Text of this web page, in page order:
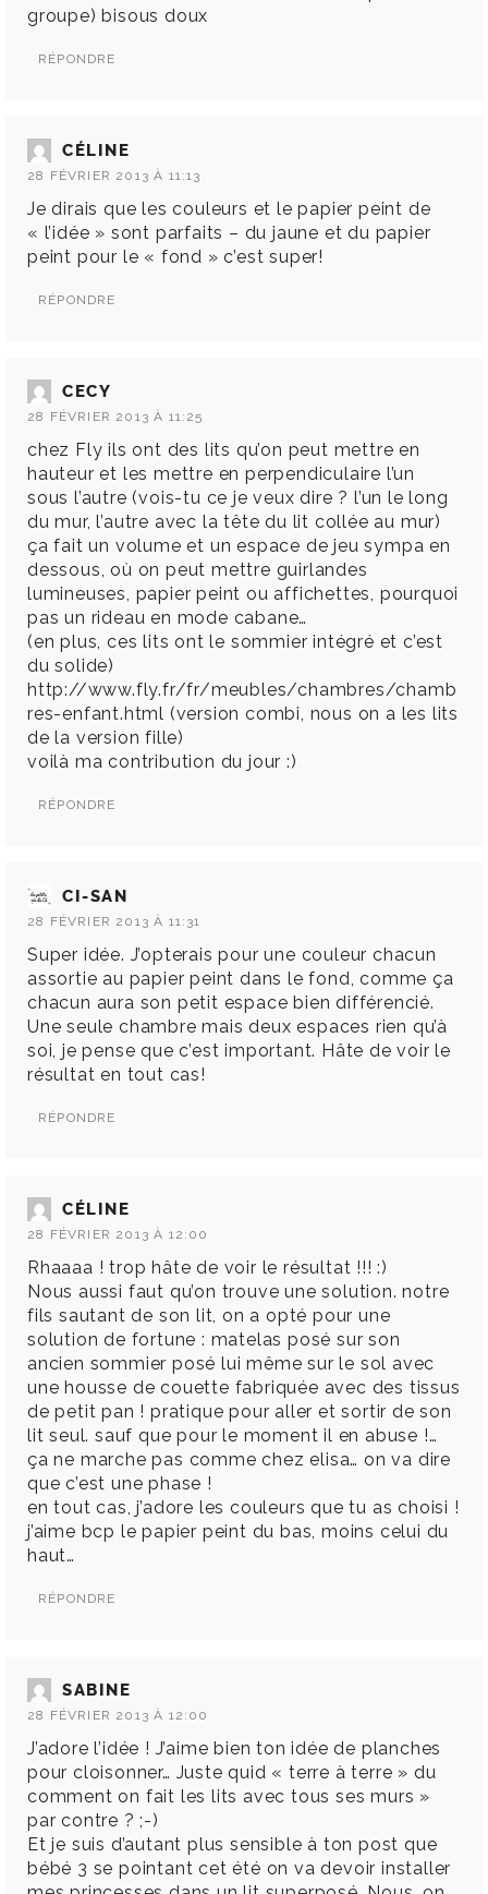
groupe) bisous doux
RÉPONDRE
CÉLINE
28 FÉVRIER 2013 À 11:13
Je dirais que les couleurs et le papier peint de
« l’idée » sont parfaits – du jaune et du papier
peint pour le « fond » c’est super!
RÉPONDRE
CECY
28 FÉVRIER 2013 À 11:25
chez Fly ils ont des lits qu’on peut mettre en
hauteur et les mettre en perpendiculaire l’un
sous l’autre (vois-tu ce je veux dire ? l’un le long
du mur, l’autre avec la tête du lit collée au mur)
ça fait un volume et un espace de jeu sympa en
dessous, où on peut mettre guirlandes
lumineuses, papier peint ou affichettes, pourquoi
pas un rideau en mode cabane…
(en plus, ces lits ont le sommier intégré et c’est
du solide)
http://www.fly.fr/fr/meubles/chambres/chamb
res-enfant.html (version combi, nous on a les lits
de la version fille)
voilà ma contribution du jour :)
RÉPONDRE
CI-SAN
28 FÉVRIER 2013 À 11:31
Super idée. J’opterais pour une couleur chacun
assortie au papier peint dans le fond, comme ça
chacun aura son petit espace bien différencié.
Une seule chambre mais deux espaces rien qu’à
soi, je pense que c’est important. Hâte de voir le
résultat en tout cas!
RÉPONDRE
CÉLINE
28 FÉVRIER 2013 À 12:00
Rhaaaa ! trop hâte de voir le résultat !!! :)
Nous aussi faut qu’on trouve une solution. notre
fils sautant de son lit, on a opté pour une
solution de fortune : matelas posé sur son
ancien sommier posé lui même sur le sol avec
une housse de couette fabriquée avec des tissus
de petit pan ! pratique pour aller et sortir de son
lit seul. sauf que pour le moment il en abuse !…
ça ne marche pas comme chez elisa… on va dire
que c’est une phase !
en tout cas, j’adore les couleurs que tu as choisi !
j’aime bcp le papier peint du bas, moins celui du
haut…
RÉPONDRE
SABINE
28 FÉVRIER 2013 À 12:00
J’adore l’idée ! J’aime bien ton idée de planches
pour cloisonner… Juste quid « terre à terre » du
comment on fait les lits avec tous ses murs »
par contre ? ;-)
Et je suis d’autant plus sensible à ton post que
bébé 3 se pointant cet été on va devoir installer